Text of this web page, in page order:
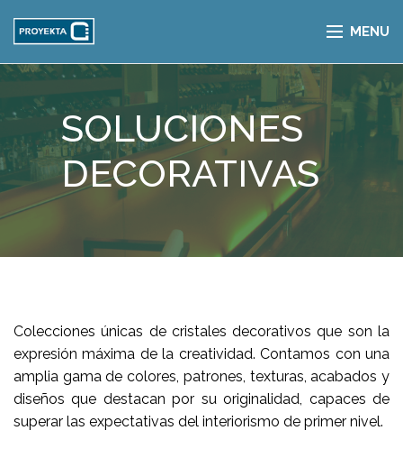
MENU
SOLUCIONES
DECORATIVAS
Colecciones únicas de cristales decorativos que son la
expresión máxima de la creatividad. Contamos con una
amplia gama de colores, patrones, texturas, acabados y
diseños que destacan por su originalidad, capaces de
superar las expectativas del interiorismo de primer nivel.